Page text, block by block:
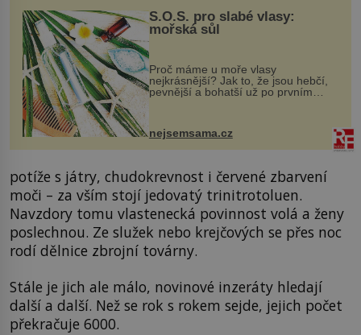
S.O.S. pro slabé vlasy:
mořská sůl
Proč máme u moře vlasy
nejkrásnější? Jak to, že jsou hebčí,
pevnější a bohatší už po prvním
vlasy. ...
nejsemsama.cz
potíže s játry, chudokrevnost i červené zbarvení
moči – za vším stojí jedovatý trinitrotoluen.
Navzdory tomu vlastenecká povinnost volá a ženy
poslechnou. Ze služek nebo krejčových se přes noc
rodí dělnice zbrojní továrny.
Stále je jich ale málo, novinové inzeráty hledají
další a další. Než se rok s rokem sejde, jejich počet
překračuje 6000.